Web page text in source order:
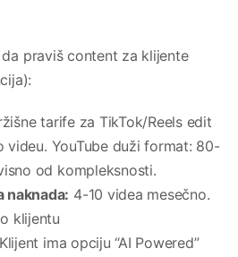
praviš content za klijente
tarife za TikTok/Reels edit
videu. YouTube duži format: 80-
od kompleksnosti.
naknada: 4-10 videa mesečno.
klijentu
Klijent ima opciju “AI Powered”